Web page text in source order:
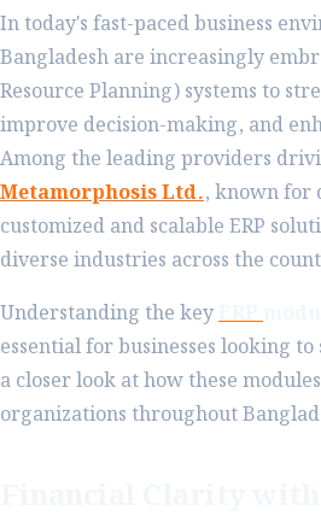
In today's fast-paced business
Bangladesh are increasingly
Resource Planning) systems to
improve decision-making, and
Among the leading providers
Metamorphosis Ltd., known
customized and scalable ERP
diverse industries across the
Understanding the keyERP
essential for businesses looking
a closer look at how these
organizations throughout